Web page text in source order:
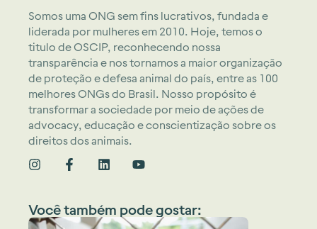
Somos uma ONG sem fins lucrativos, fundada e
liderada por mulheres em 2010. Hoje, temos o
titulo de OSCIP, reconhecendo nossa
transparência e nos tornamos a maior organização
de proteção e defesa animal do país, entre as 100
melhores ONGs do Brasil. Nosso propósito é
transformar a sociedade por meio de ações de
advocacy, educação e conscientização sobre os
direitos dos animais.
Você também pode gostar: